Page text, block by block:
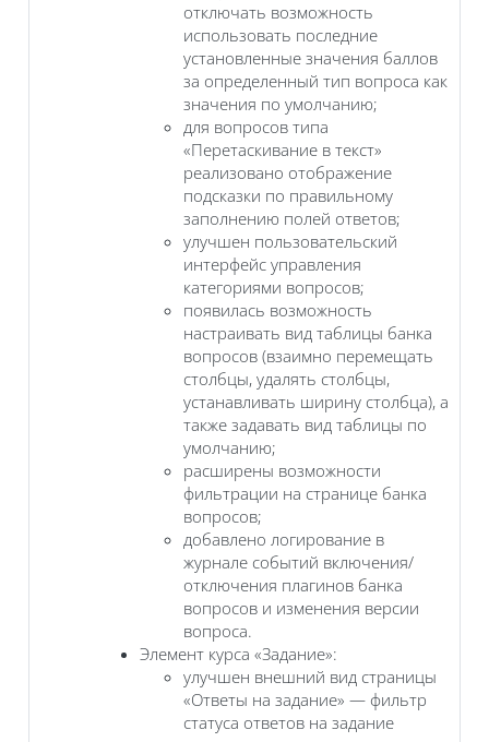
отключать возможность
использовать последние
установленные значения баллов
за определенный тип вопроса как
значения по умолчанию;
для вопросов типа
«Перетаскивание в текст»
реализовано отображение
подсказки по правильному
заполнению полей ответов;
улучшен пользовательский
интерфейс управления
категориями вопросов;
появилась возможность
настраивать вид таблицы банка
вопросов (взаимно перемещать
столбцы, удалять столбцы,
устанавливать ширину столбца), а
также задавать вид таблицы по
умолчанию;
расширены возможности
фильтрации на странице банка
вопросов;
добавлено логирование в
журнале событий включения/
отключения плагинов банка
вопросов и изменения версии
вопроса.
Элемент курса «Задание»:
улучшен внешний вид страницы
«Ответы на задание» — фильтр
статуса ответов на задание